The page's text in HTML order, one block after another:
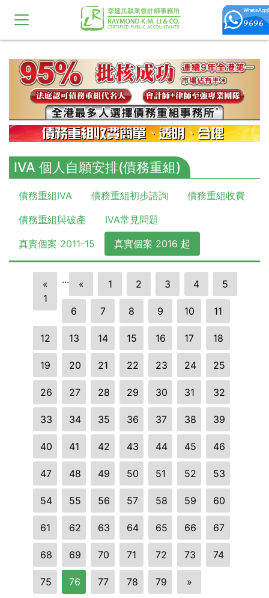
10,11,12,13,14,15,16,17,18,19,20
IVA 個人自願安排(債務重組)
債務重組IVA 債務重組初步諮詢
債務重組收費
債務重組與破產
IVA常見問題
真實個案 2011-15
真實個案 2016 起
«
1
... « 1 2 3 4 5
6 7 8 9 10 11
12 13 14 15 16 17 18
19 20 21 22 23 24 25
26 27 28 29 30 31 32
33 34 35 36 37 38 39
40 41 42 43 44 45 46
47 48 49 50 51 52 53
54 55 56 57 58 59 60
61 62 63 64 65 66 67
68 69 70 71 72 73 74
75 76 77 78 79 »